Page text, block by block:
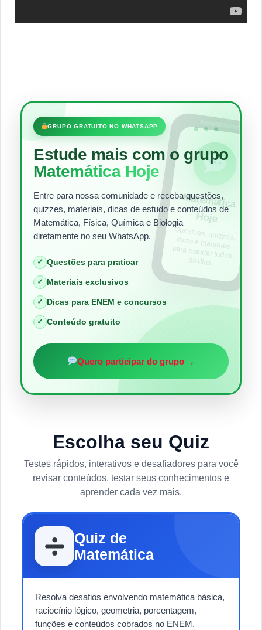
•••
GRUPO GRATUITO NO WHATSAPP
Estude mais com o grupo
Matemática Hoje
Entre para nossa comunidade e receba questões,
quizzes, materiais, dicas de estudo e conteúdos de
Matemática, Física, Química e Biologia
diretamente no seu WhatsApp.
✓ Questões para praticar
✓ Materiais exclusivos
✓ Dicas para ENEM e concursos
✓ Conteúdo gratuito
Quero participar do grupo→
Matem
ática
Hoje
Questões, quizzes,
dicas e materiais
para estudar todos
os dias.
Escolha seu Quiz
Testes rápidos, interativos e desafiadores para você
revisar conteúdos, testar seus conhecimentos e
aprender cada vez mais.
Quiz de
Matemática
Resolva desafios envolvendo matemática básica,
raciocínio lógico, geometria, porcentagem,
funções e conteúdos cobrados no ENEM.